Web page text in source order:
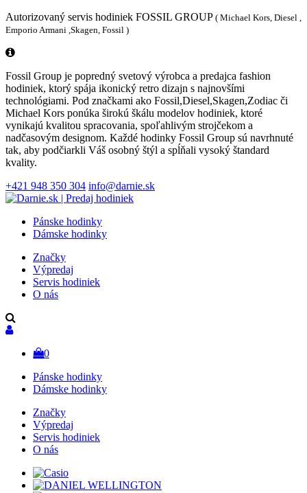
Autorizovaný servis hodiniek FOSSIL GROUP ( Michael Kors, Diesel ,
Emporio Armani ,Skagen, Fossil )
Fossil Group je popredný svetový výrobca a predajca fashion
hodiniek, ktorý spája ikonický retro dizajn s najnovšími
technológiami. Pod značkami ako Fossil,Diesel,Skagen,Zodiac či
Michael Kors ponúka širokú škálu modelov hodiniek, ktoré
vynikajú kvalitou spracovania, spoľahlivým strojčekom a
nadčasovým designom. Každé hodinky Fossil Group sú navrhnuté
tak, aby podčiarkli Váš osobný štýl a spĺňali vysoký štandard
kvality.
+421 948 350 304 info@darnie.sk
Pánske hodinky
Dámske hodinky
Značky
Výpredaj
Servis hodiniek
O nás
0
Pánske hodinky
Dámske hodinky
Značky
Výpredaj
Servis hodiniek
O nás